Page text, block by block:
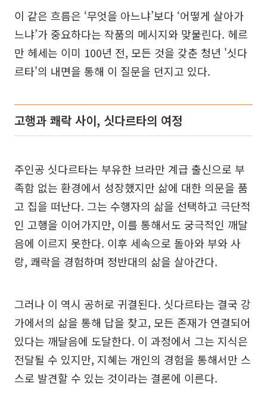
이 같은 흐름은 ‘무엇을 아느냐’보다 ‘어떻게 살아가
느냐’가 중요하다는 작품의 메시지와 맞물린다. 헤르
만 헤세는 이미 100년 전, 모든 것을 갖춘 청년 '싯다
르타'의 내면을 통해 이 질문을 던지고 있다.
고행과 쾌락 사이, 싯다르타의 여정
주인공 싯다르타는 부유한 브라만 계급 출신으로 부
족함 없는 환경에서 성장했지만 삶에 대한 의문을 품
고 집을 떠난다. 그는 수행자의 삶을 선택하고 극단적
인 고행을 이어가지만, 이를 통해서도 궁극적인 깨달
음에 이르지 못한다. 이후 세속으로 돌아와 부와 사
랑, 쾌락을 경험하며 정반대의 삶을 살아간다.
그러나 이 역시 공허로 귀결된다. 싯다르타는 결국 강
가에서의 삶을 통해 답을 찾고, 모든 존재가 연결되어
있다는 깨달음에 도달한다. 이 과정에서 그는 지식은
전달될 수 있지만, 지혜는 개인의 경험을 통해서만 스
스로 발견할 수 있는 것이라는 결론에 이른다.